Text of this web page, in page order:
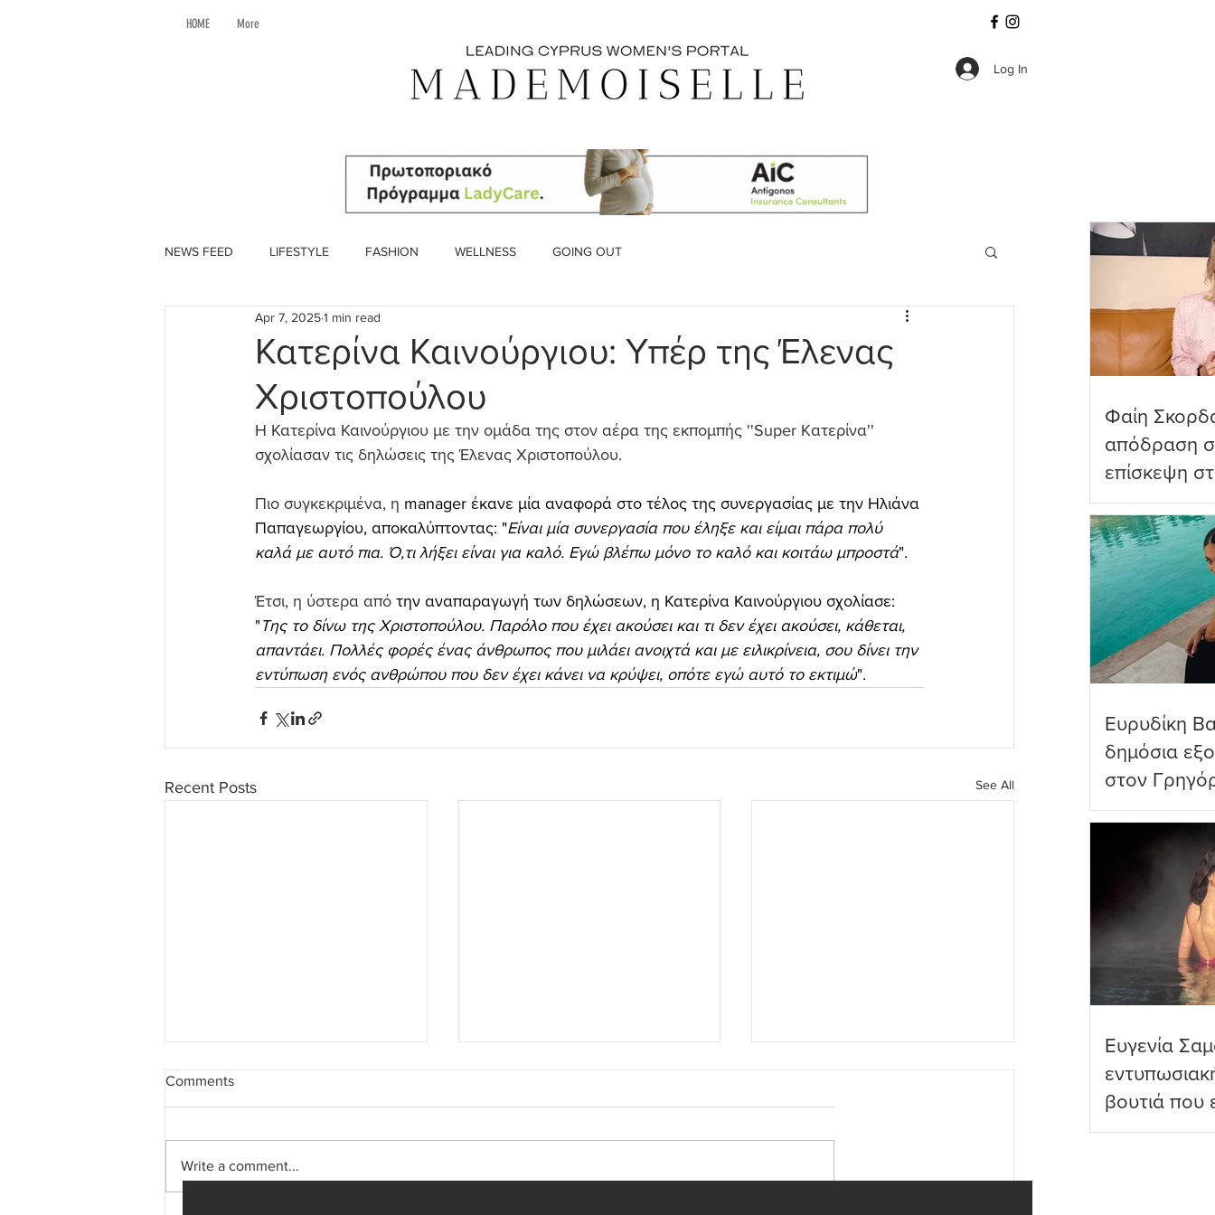
HOME More
Log In
NEWS FEED LIFESTYLE FASHION WELLNESS GOING OUT
Κατερίνα Καινούργιου: Υπέρ της Έλενας
Χριστοπούλου
Apr 7, 20251 min read
Η Κατερίνα Καινούργιου με την ομάδα της στον αέρα της εκπομπής ''Super Kατερίνα''
σχολίασαν τις δηλώσεις της Έλενας Χριστοπούλου.
Πιο συγκεκριμένα, η manager έκανε μία αναφορά στο τέλος της συνεργασίας με την Ηλιάνα
Παπαγεωργίου, αποκαλύπτοντας: "Είναι μία συνεργασία που έληξε και είμαι πάρα πολύ
καλά με αυτό πια. Ό,τι λήξει είναι για καλό. Εγώ βλέπω μόνο το καλό και κοιτάω μπροστά".
Έτσι, η ύστερα από την αναπαραγωγή των δηλώσεων, η Κατερίνα Καινούργιου σχολίασε:
"Της το δίνω της Χριστοπούλου. Παρόλο που έχει ακούσει και τι δεν έχει ακούσει, κάθεται,
απαντάει. Πολλές φορές ένας άνθρωπος που μιλάει ανοιχτά και με ειλικρίνεια, σου δίνει την
εντύπωση ενός ανθρώπου που δεν έχει κάνει να κρύψει, οπότε εγώ αυτό το εκτιμώ".
Recent Posts See All
Comments
Write a comment...
Φαίη
απόδραση
επίσκεψη
Πανορμίτη
Ευρυδίκη
δημόσια
στον
όνειρα
Ευγενία
βουτιά που